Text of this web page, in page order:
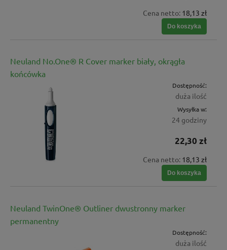
Cena netto: 18,13 zł
Do koszyka
Neuland No.One® R Cover marker biały, okrągła
końcówka
Dostępność:
duża ilość
Wysyłka w:
24 godziny
22,30 zł
Cena netto: 18,13 zł
Do koszyka
Neuland TwinOne® Outliner dwustronny marker
permanentny
Dostępność:
duża ilość